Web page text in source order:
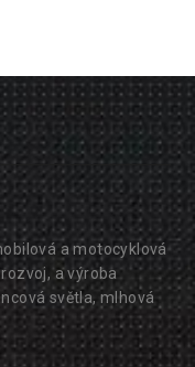
a motocyklová
a výroba
světla, mlhová